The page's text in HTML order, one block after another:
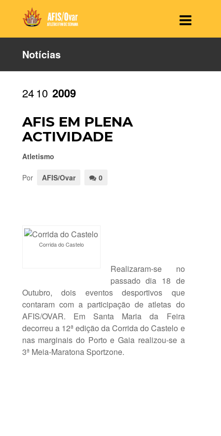
Notícias
24 10 2009
AFIS EM PLENA
ACTIVIDADE
Atletismo
Por AFIS/Ovar 0
Corrida do Castelo
Realizaram-se no
passado dia 18 de
Outubro, dois eventos desportivos que
contaram com a participação de atletas do
AFIS/OVAR. Em Santa Maria da Feira
decorreu a 12ª edição da Corrida do Castelo e
nas marginais do Porto e Gaia realizou-se a
3ª Meia-Maratona Sportzone.